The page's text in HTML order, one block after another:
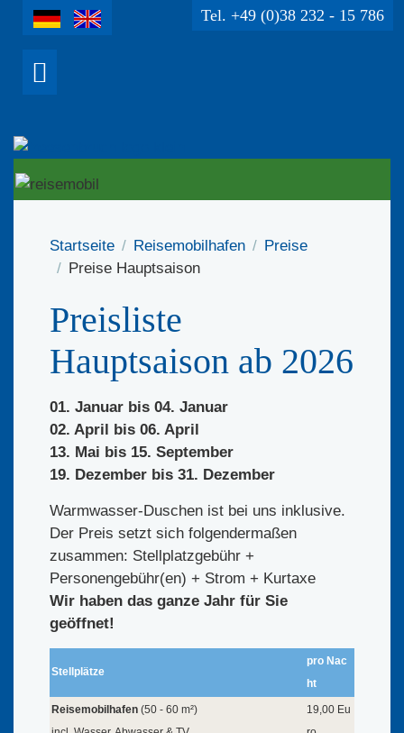
Tel. +49 (0)38 232 - 15 786
Startseite Reisemobilhafen
Preise
Preise Hauptsaison
Preisliste
Hauptsaison ab 2026
01. Januar bis 04. Januar
02. April bis 06. April
13. Mai bis 15. September
19. Dezember bis 31. Dezember
Warmwasser-Duschen ist bei uns inklusive.
Der Preis setzt sich folgendermaßen
zusammen: Stellplatzgebühr +
Personengebühr(en) + Strom + Kurtaxe
Wir haben das ganze Jahr für Sie
geöffnet!
Stellplätze
pro Nac
ht
Reisemobilhafen (50 - 60 m²)
19,00 Eu